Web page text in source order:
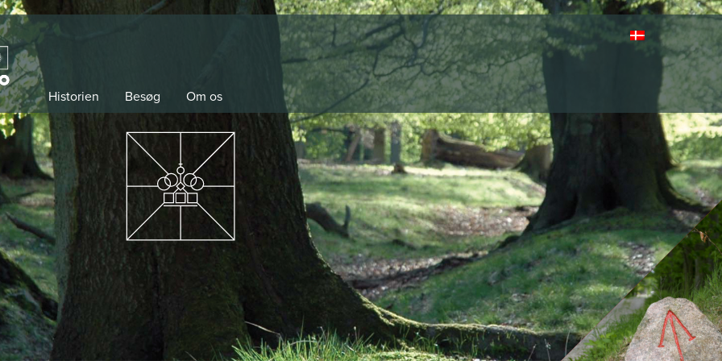
Historien Besøg Om os